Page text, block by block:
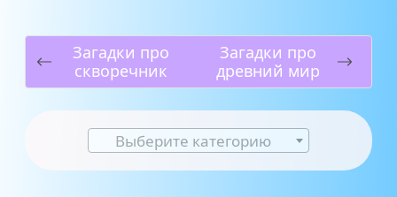
Загадки про
скворечник
Загадки про
древний мир
Выберите категорию